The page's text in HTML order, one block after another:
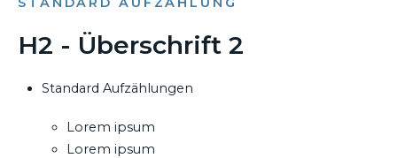
H2 - Überschrift 2
Standard Aufzählungen
Lorem ipsum
Lorem ipsum